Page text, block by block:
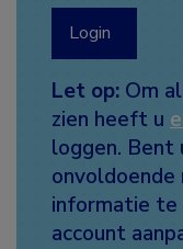
Login
Let op: Om
zien heeft u
loggen. Bent
onvoldoende
informatie te
account